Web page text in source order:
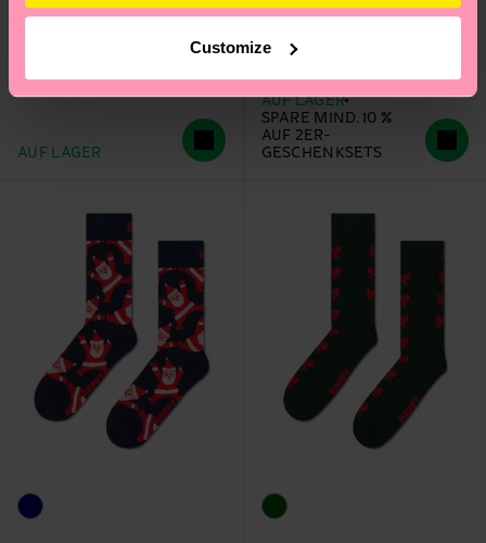
Customize
CHF 15
AUF LAGER
2-Pack Knit And Bow
Socks Gift Set
CHF 25
AUF LAGER
SPARE MIND. 10 %
AUF 2ER-
GESCHENKSETS